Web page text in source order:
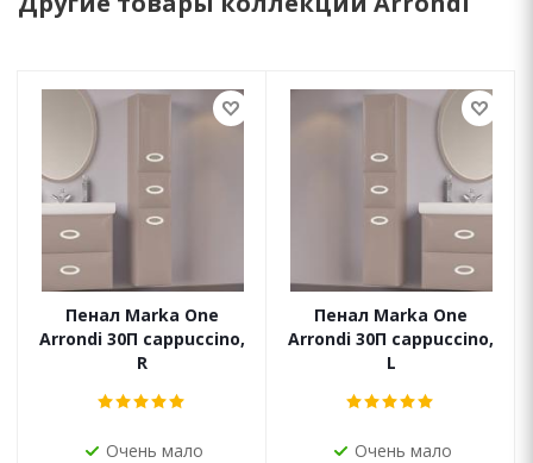
Пенал Marka One
Arrondi 30П cappuccino,
R
Очень мало
Пенал Marka One
Arrondi 30П cappuccino,
L
Очень мало